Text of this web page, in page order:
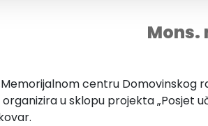
Mons.
centru Domovinskog
organizira u sklopu projekta „Posjet